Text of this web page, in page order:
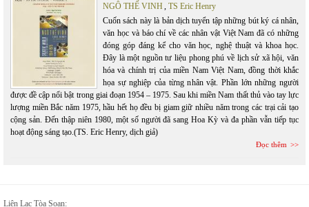
NGÔ THẾ VINH TS Eric Henry
Cuốn sách này là bản dịch tuyển tập những bút ký cá nhân,
văn học và báo chí về các nhân vật Việt Nam đã có những
đóng góp đáng kể cho văn học, nghệ thuật và khoa học.
Đây là một nguồn tư liệu phong phú về lịch sử xã hội, văn
hóa và chính trị của miền Nam Việt Nam, đồng thời khắc
họa sự nghiệp của từng nhân vật. Phần lớn những người
được đề cập nổi bật trong giai đoạn 1954 – 1975. Sau khi miền Nam thất thủ vào tay lực
lượng miền Bắc năm 1975, hầu hết họ đều bị giam giữ nhiều năm trong các trại cải tạo
cộng sản. Đến thập niên 1980, một số người đã sang Hoa Kỳ và đa phần vẫn tiếp tục
hoạt động sáng tạo.(TS. Eric Henry, dịch giả)
Đọc thêm
Liên Lạc Tòa Soạn: